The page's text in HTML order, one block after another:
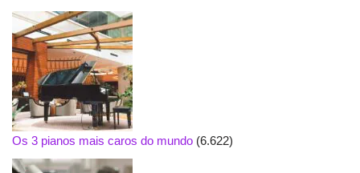
Os 3 pianos mais caros do mundo (6.622)